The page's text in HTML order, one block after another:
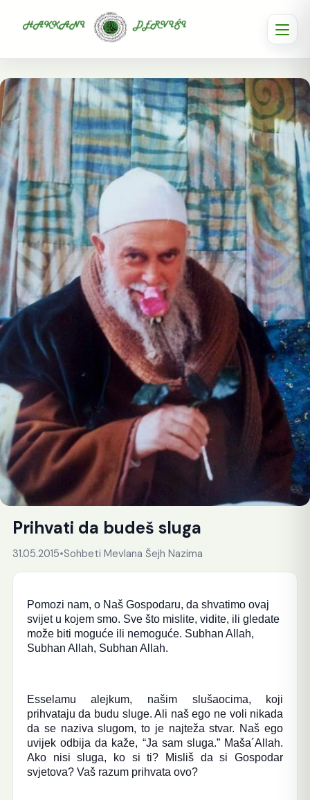
Prihvati da budeš sluga
31.05.2015•Sohbeti Mevlana Šejh Nazima
Pomozi nam, o Naš Gospodaru, da shvatimo ovaj
svijet u kojem smo. Sve što mislite, vidite, ili gledate
može biti moguće ili nemoguće. Subhan Allah,
Subhan Allah, Subhan Allah.
Esselamu alejkum, našim slušaocima, koji
prihvataju da budu sluge. Ali naš ego ne voli nikada
da se naziva slugom, to je najteža stvar. Naš ego
uvijek odbija da kaže, “Ja sam sluga.” Maša´Allah.
Ako nisi sluga, ko si ti? Misliš da si Gospodar
svjetova? Vaš razum prihvata ovo?